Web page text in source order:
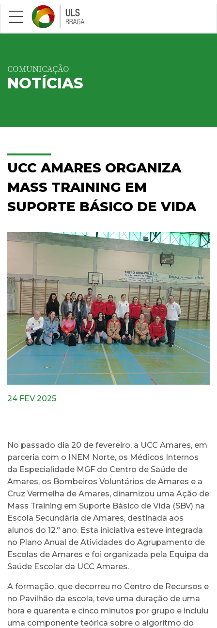
Saltar para conteúdo principal
COMUNICAÇÃO
NOTÍCIAS
UCC AMARES ORGANIZA
MASS TRAINING EM
SUPORTE BÁSICO DE VIDA
24 FEV 2025
No passado dia 20 de fevereiro, a UCC Amares, em
parceria com o INEM Norte, os Médicos Internos
da Especialidade MGF do Centro de Saúde de
Amares, os Bombeiros Voluntários de Amares e a
Cruz Vermelha de Amares, dinamizou uma Ação de
Mass Training em Suporte Básico de Vida (SBV) na
Escola Secundária de Amares, destinada aos
alunos do 12.º ano. Esta iniciativa esteve integrada
no Plano Anual de Atividades do Agrupamento de
Escolas de Amares e foi organizada pela Equipa da
Saúde Escolar da UCC Amares.
A formação, que decorreu no Centro de Recursos e
no Pavilhão da escola, teve uma duração de uma
hora e quarenta e cinco minutos por grupo e incluiu
uma componente teórica sobre o algoritmo do